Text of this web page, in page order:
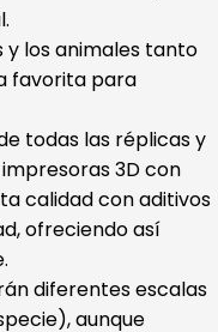
y los animales tanto
favorita para
todas las réplicas y
3D con
calidad con aditivos
ofreciendo así
diferentes escalas
aunque